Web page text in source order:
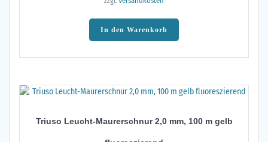
In den Warenkorb
Triuso Leucht-Maurerschnur 2,0 mm, 100 m gelb